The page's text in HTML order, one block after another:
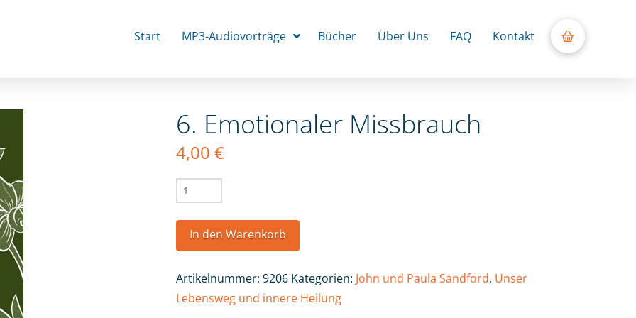
Start MP3-Audiovorträge Bücher Über Uns FAQ Kontakt
6. Emotionaler Missbrauch
4,00 €
6.
Emotionaler
Missbrauch
Menge
In den Warenkorb
Artikelnummer: 9206 Kategorien: John und Paula Sandford, Unser
Lebensweg und innere Heilung